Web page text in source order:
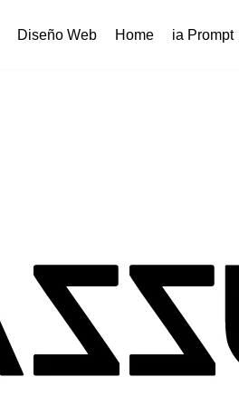
Diseño Web Home ia Prompt